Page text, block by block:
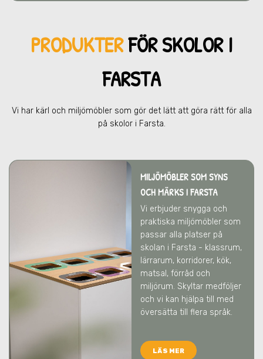
PRODUKTERFÖR SKOLOR I
FARSTA
Vi har kärl och miljömöbler som gör det lätt att göra rätt för alla
på skolor i Farsta.
MILJÖMÖBLER SOM SYNS
OCH MÄRKSI FARSTA
Vi erbjuder snygga och
praktiska miljömöbler som
passar alla platser på
skolan i Farsta - klassrum,
lärrarum, korridorer, kök,
matsal, förråd och
miljörum. Skyltar medföljer
och vi kan hjälpa till med
översätta till flera språk.
LÄS MER